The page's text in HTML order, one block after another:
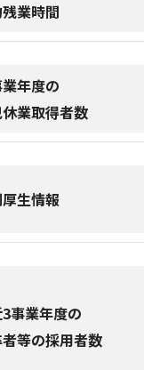
業時間
年度の
業取得者数
生情報
事業年度の
等の採用者数